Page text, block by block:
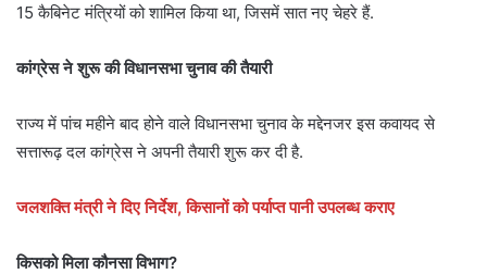
15 कैबिनेट मंत्रियों को शामिल किया था, जिसमें सात नए चेहरे हैं.
कांग्रेस ने शुरू की विधानसभा चुनाव की तैयारी
राज्य में पांच महीने बाद होने वाले विधानसभा चुनाव के मद्देनजर इस कवायद से
सत्तारूढ़ दल कांग्रेस ने अपनी तैयारी शुरू कर दी है.
जलशक्ति मंत्री ने दिए निर्देश, किसानों को पर्याप्त पानी उपलब्ध कराए
किसको मिला कौनसा विभाग?